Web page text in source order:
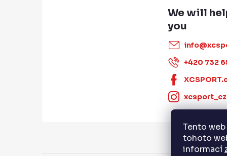
Tento
tohoto
informací
info@
+420 732
xcsport_cz